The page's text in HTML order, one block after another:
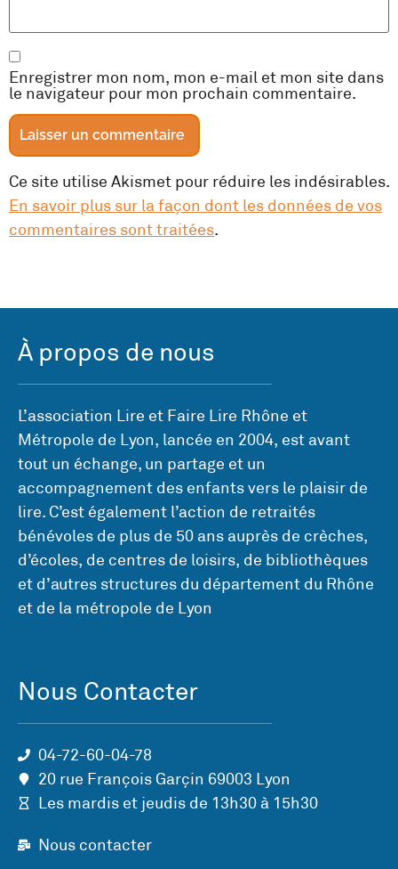
Enregistrer mon nom, mon e-mail et mon site dans
le navigateur pour mon prochain commentaire.
Ce site utilise Akismet pour réduire les indésirables.
En savoir plus sur la façon dont les données de vos
commentaires sont traitées.
À propos de nous
L’association Lire et Faire Lire Rhône et
Métropole de Lyon, lancée en 2004, est avant
tout un échange, un partage et un
accompagnement des enfants vers le plaisir de
lire. C’est également l’action de retraités
bénévoles de plus de 50 ans auprès de crèches,
d’écoles, de centres de loisirs, de bibliothèques
et d’autres structures du département du Rhône
et de la métropole de Lyon
Nous Contacter
04-72-60-04-78
20 rue François Garçin 69003 Lyon
Les mardis et jeudis de 13h30 à 15h30
Nous contacter